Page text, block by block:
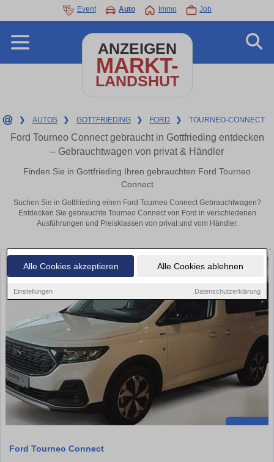
Alle Cookies akzeptieren Alle Cookies ablehnen
Einstellungen Datenschutzerklärung
Event Auto Immo Job
ANZEIGEN
MARKT-
LANDSHUT
❯ AUTOS ❯ GOTTFRIEDING ❯ FORD ❯ TOURNEO-CONNECT
Ford Tourneo Connect gebraucht in Gottfrieding entdecken
– Gebrauchtwagen von privat & Händler
Finden Sie in Gottfrieding Ihren gebrauchten Ford Tourneo
Connect
Suchen Sie in Gottfrieding einen Ford Tourneo Connect Gebrauchtwagen?
Entdecken Sie gebrauchte Tourneo Connect von Ford in verschiedenen
Ausführungen und Preisklassen von privat und vom Händler.
Ford Tourneo Connect